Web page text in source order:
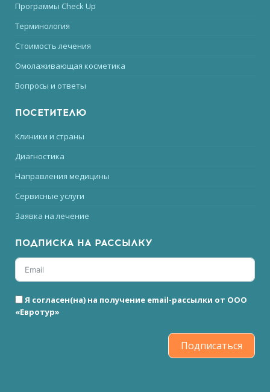
Программы Check Up
Терминология
Стоимость лечения
Омолаживающая косметика
Вопросы и ответы
ПОСЕТИТЕЛЮ
Клиники и страны
Диагностика
Направления медицины
Сервисные услуги
Заявка на лечение
ПОДПИСКА НА РАССЫЛКУ
Я согласен(на) на получение email-рассылки от ООО
«Евротур»
Подписаться